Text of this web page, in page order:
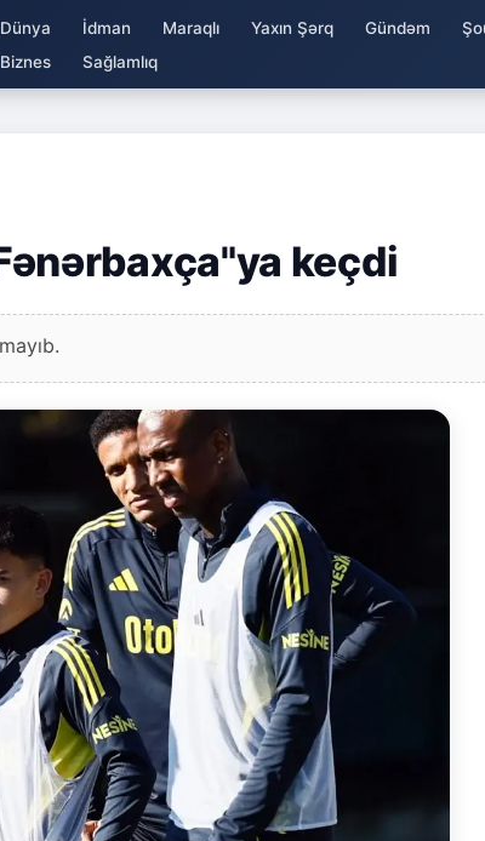
Dünya İdman Maraqlı Yaxın Şərq Gündəm
Biznes
Sağlamlıq
keçdi